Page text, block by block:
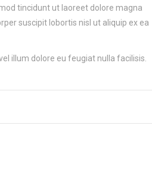
tincidunt ut laoreet dolore magna
suscipit lobortis nisl ut aliquip ex ea
illum dolore eu feugiat nulla facilisis.